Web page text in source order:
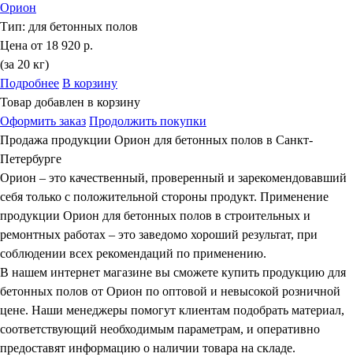
Орион
Тип: для бетонных полов
Цена от 18 920 р.
(за 20 кг)
Подробнее В корзину
Товар добавлен в корзину
Оформить заказ Продолжить покупки
Продажа продукции Орион для бетонных полов в Санкт-
Петербурге
Орион – это качественный, проверенный и зарекомендовавший
себя только с положительной стороны продукт. Применение
продукции Орион для бетонных полов в строительных и
ремонтных работах – это заведомо хороший результат, при
соблюдении всех рекомендаций по применению.
В нашем интернет магазине вы сможете купить продукцию для
бетонных полов от Орион по оптовой и невысокой розничной
цене. Наши менеджеры помогут клиентам подобрать материал,
соответствующий необходимым параметрам, и оперативно
предоставят информацию о наличии товара на складе.